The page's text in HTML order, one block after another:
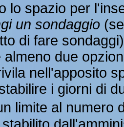
lo spazio per
un sondaggio
di fare
almeno due
nell'apposito
i giorni di
limite al numero